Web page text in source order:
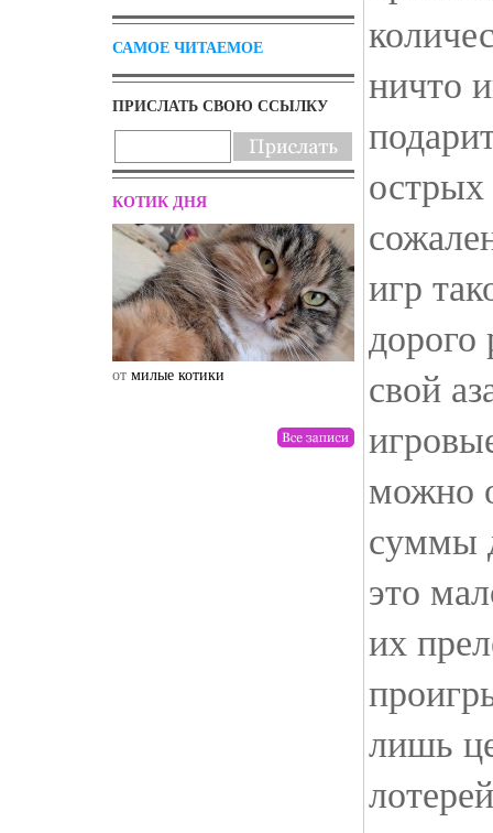
САМОЕ ЧИТАЕМОЕ
ПРИСЛАТЬ СВОЮ ССЫЛКУ
КОТИК ДНЯ
от милые котики drunktwi
ничто
игр
дорого
свой
можно
суммы
это
их
лишь